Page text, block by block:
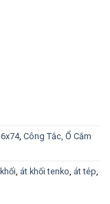
, Công Tắc, Ổ Cắm
át khối tenko át tép